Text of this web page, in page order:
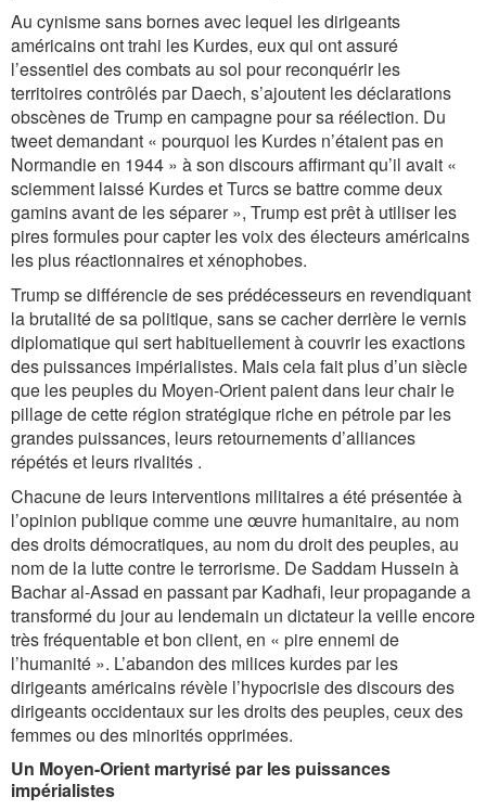
Au cynisme sans bornes avec lequel les dirigeants
américains ont trahi les Kurdes, eux qui ont assuré
l’essentiel des combats au sol pour reconquérir les
territoires contrôlés par Daech, s’ajoutent les déclarations
obscènes de Trump en campagne pour sa réélection. Du
tweet demandant « pourquoi les Kurdes n’étaient pas en
Normandie en 1944 » à son discours affirmant qu’il avait «
sciemment laissé Kurdes et Turcs se battre comme deux
gamins avant de les séparer », Trump est prêt à utiliser les
pires formules pour capter les voix des électeurs américains
les plus réactionnaires et xénophobes.
Trump se différencie de ses prédécesseurs en revendiquant
la brutalité de sa politique, sans se cacher derrière le vernis
diplomatique qui sert habituellement à couvrir les exactions
des puissances impérialistes. Mais cela fait plus d’un siècle
que les peuples du Moyen-Orient paient dans leur chair le
pillage de cette région stratégique riche en pétrole par les
grandes puissances, leurs retournements d’alliances
répétés et leurs rivalités .
Chacune de leurs interventions militaires a été présentée à
l’opinion publique comme une œuvre humanitaire, au nom
des droits démocratiques, au nom du droit des peuples, au
nom de la lutte contre le terrorisme. De Saddam Hussein à
Bachar al-Assad en passant par Kadhafi, leur propagande a
transformé du jour au lendemain un dictateur la veille encore
très fréquentable et bon client, en « pire ennemi de
l’humanité ». L’abandon des milices kurdes par les
dirigeants américains révèle l’hypocrisie des discours des
dirigeants occidentaux sur les droits des peuples, ceux des
femmes ou des minorités opprimées.
Un Moyen-Orient martyrisé par les puissances
impérialistes